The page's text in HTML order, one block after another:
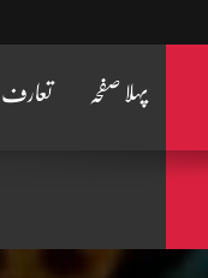
پہلا صفحہ تعارف